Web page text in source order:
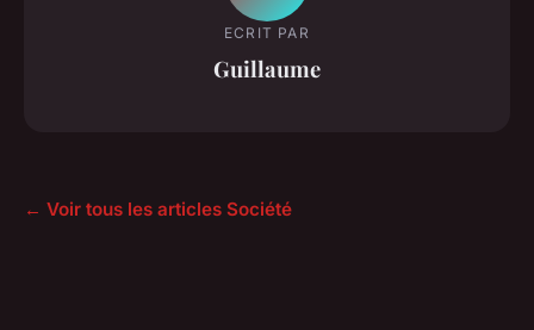
ECRIT PAR
Guillaume
← Voir tous les articles Société